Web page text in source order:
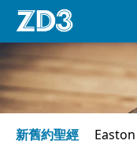
新舊約聖經